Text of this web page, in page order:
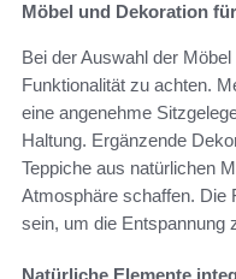
Möbel und Dekoration
Bei der Auswahl der
Funktionalität zu achten.
eine angenehme
Haltung. Ergänzende
Teppiche aus natürlichen
Atmosphäre schaffen. Die
sein, um die Entspannung
Natürliche Elemente